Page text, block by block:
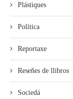
Plástiques
Política
Reportaxe
Reseñes de llibros
Sociedá